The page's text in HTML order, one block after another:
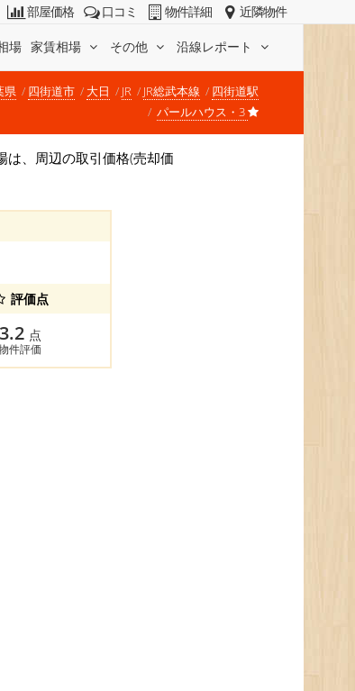
場 家賃相場 その他 沿線レポート
部屋価格 口コミ 物件詳細 近隣物件
県 四街道市 大日 JR JR総武本線
四街道駅
パールハウス・3
、周辺の取引価格(売却価
評価点
3.2 点
件評価